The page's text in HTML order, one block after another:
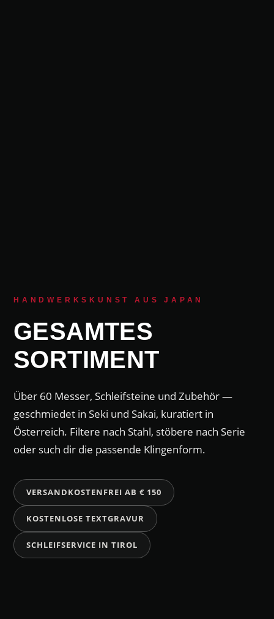
HANDWERKSKUNST AUS JAPAN
GESAMTES
SORTIMENT
Über 60 Messer, Schleifsteine und Zubehör —
geschmiedet in Seki und Sakai, kuratiert in
Österreich. Filtere nach Stahl, stöbere nach Serie
oder such dir die passende Klingenform.
VERSANDKOSTENFREI AB € 150
KOSTENLOSE TEXTGRAVUR
SCHLEIFSERVICE IN TIROL